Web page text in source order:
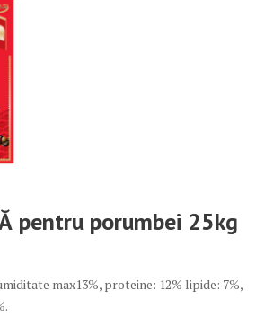
pentru porumbei 25kg
max13%, proteine: 12% lipide: 7%,